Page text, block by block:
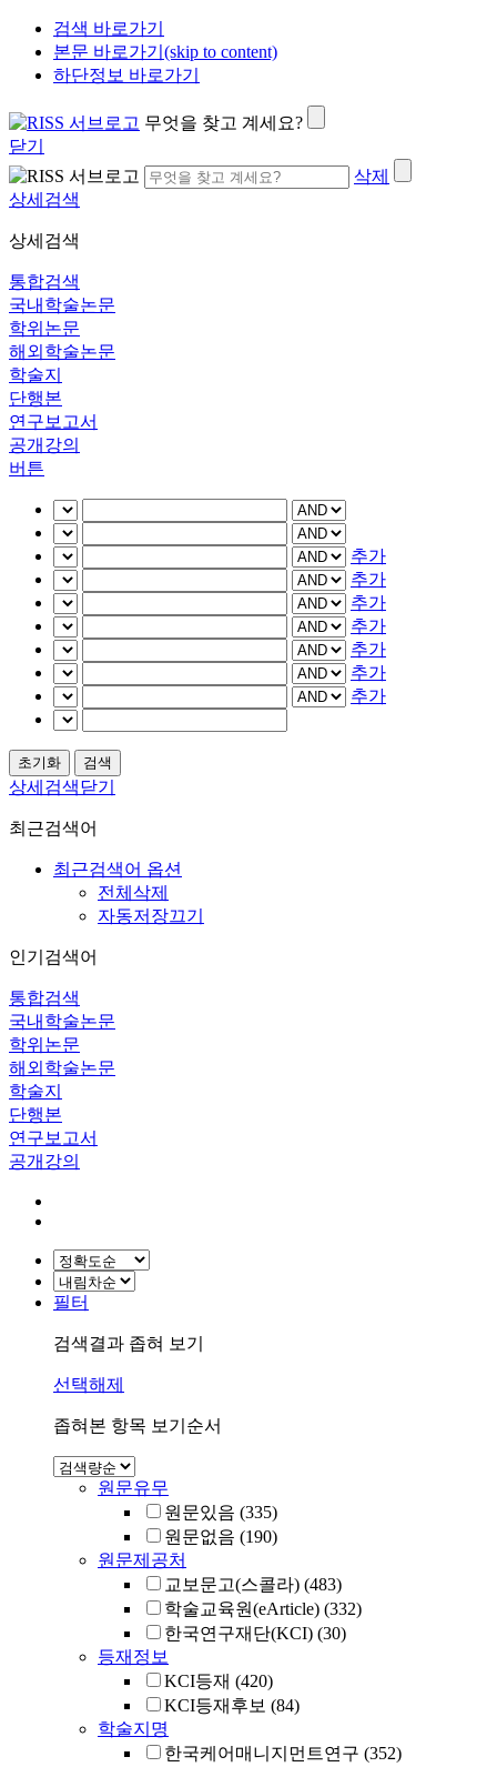
검색 바로가기
본문 바로가기(skip to content)
하단정보 바로가기
무엇을 찾고 계세요?
닫기
삭제
상세검색
상세검색
통합검색
국내학술논문
학위논문
해외학술논문
학술지
단행본
연구보고서
공개강의
버튼
추가
추가
추가
추가
추가
추가
추가
상세검색닫기
최근검색어
최근검색어 옵션
전체삭제
자동저장끄기
인기검색어
통합검색
국내학술논문
학위논문
해외학술논문
학술지
단행본
연구보고서
공개강의
필터
검색결과 좁혀 보기
선택해제
좁혀본 항목 보기순서
원문유무
원문있음 (335)
원문없음 (190)
원문제공처
교보문고(스콜라) (483)
학술교육원(eArticle) (332)
한국연구재단(KCI) (30)
등재정보
KCI등재 (420)
KCI등재후보 (84)
학술지명
한국케어매니지먼트연구 (352)